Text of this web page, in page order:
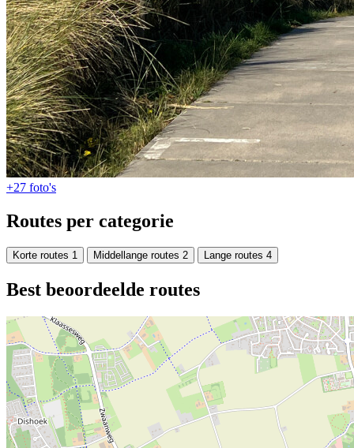
+27 foto's
Routes per categorie
Korte routes 1 Middellange routes 2 Lange routes 4
Best beoordeelde routes